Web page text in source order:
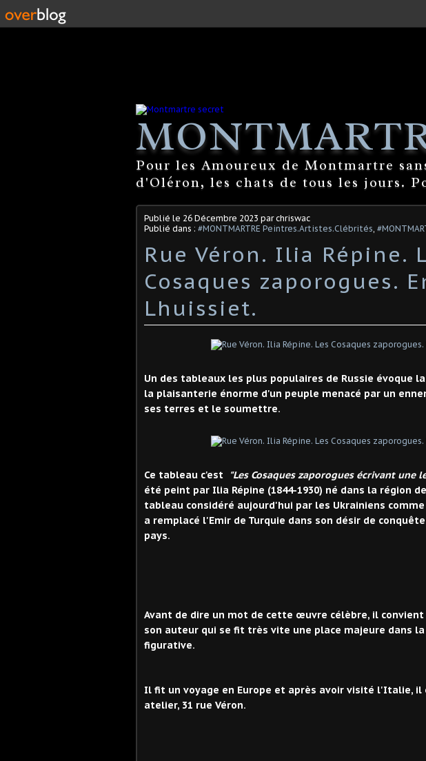
Pour les Amoureux de Montmartre
d'Oléron, les chats de tous les jours.
Publié le 26 Décembre 2023 par chriswac
Publié dans : #MONTMARTRE Peintres.Artistes.Clébrités
Rue Véron. Ilia Répine.
Cosaques zaporogues.
Lhuissiet.
Un des tableaux les plus populaires de Russie évoque
la plaisanterie énorme d'un peuple menacé par un
ses terres et le soumettre.
Ce tableau c'est "Les Cosaques zaporogues écrivant une
été peint par Ilia Répine (1844-1930) né dans la région
tableau considéré aujourd'hui par les Ukrainiens
a remplacé l'Emir de Turquie dans son désir de
pays.
Avant de dire un mot de cette œuvre célèbre, il
son auteur qui se fit très vite une place majeure dans
figurative.
Il fit un voyage en Europe et après avoir visité l'Italie, il
atelier, 31 rue Véron.